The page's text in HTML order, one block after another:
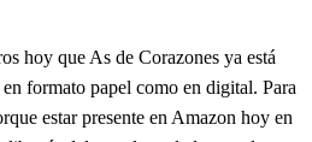
hoy que As de Corazones ya está
formato papel como en digital. Para
estar presente en Amazon hoy en